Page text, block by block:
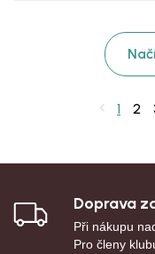
1 2
Doprava
Při nákupu
Pro členy